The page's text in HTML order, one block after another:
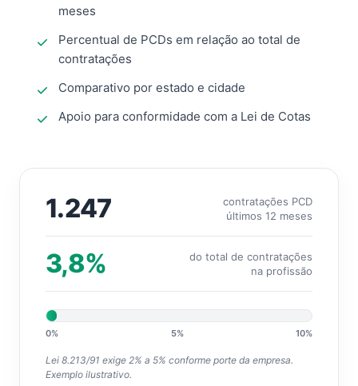
meses
Percentual de PCDs em relação ao total de
contratações
Comparativo por estado e cidade
Apoio para conformidade com a Lei de Cotas
1.247
contratações PCD
últimos 12 meses
3,8%
do total de contratações
na profissão
0% 5% 10%
Lei 8.213/91 exige 2% a 5% conforme porte da empresa.
Exemplo ilustrativo.